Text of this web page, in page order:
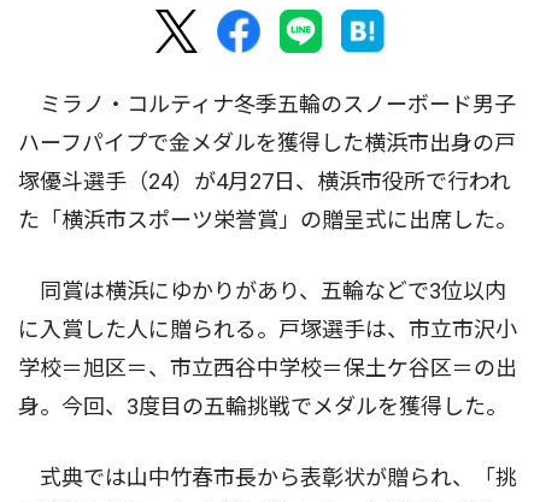
ミラノ・コルティナ冬季五輪のスノーボード男子
ハーフパイプで金メダルを獲得した横浜市出身の戸
塚優斗選手（24）が4月27日、横浜市役所で行われ
た「横浜市スポーツ栄誉賞」の贈呈式に出席した。
同賞は横浜にゆかりがあり、五輪などで3位以内
に入賞した人に贈られる。戸塚選手は、市立市沢小
学校＝旭区＝、市立西谷中学校＝保土ケ谷区＝の出
身。今回、3度目の五輪挑戦でメダルを獲得した。
式典では山中竹春市長から表彰状が贈られ、「挑